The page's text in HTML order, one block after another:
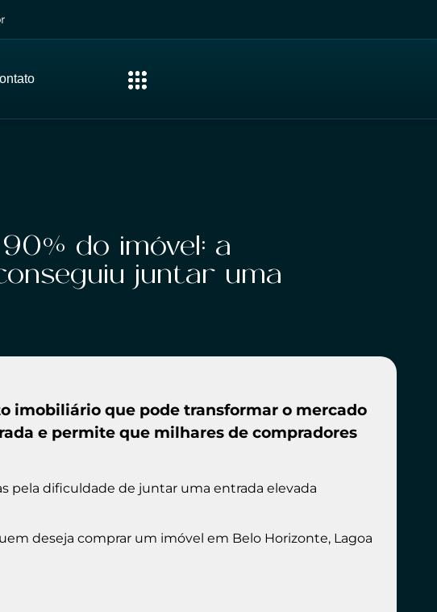
do imóvel: a
juntar uma
imobiliário que pode transformar o mercado
e permite que milhares de compradores
pela dificuldade de juntar uma entrada elevada
deseja comprar um imóvel em Belo Horizonte, Lagoa